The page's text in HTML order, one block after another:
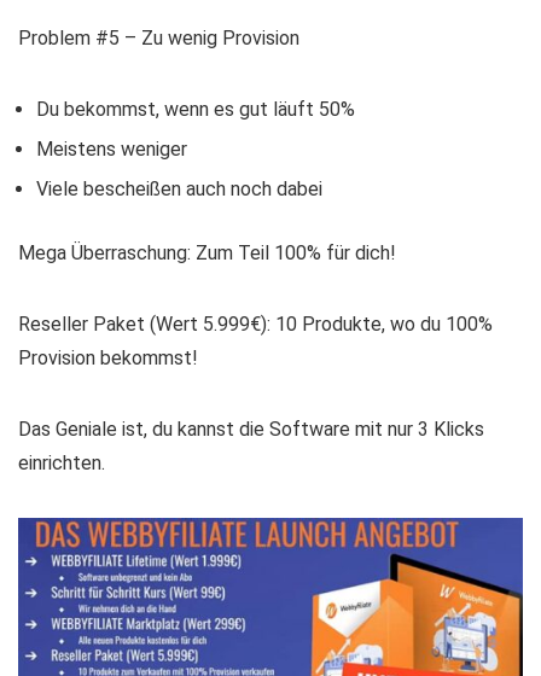
Problem #5 – Zu wenig Provision
Du bekommst, wenn es gut läuft 50%
Meistens weniger
Viele bescheißen auch noch dabei
Mega Überraschung: Zum Teil 100% für dich!
Reseller Paket (Wert 5.999€): 10 Produkte, wo du 100%
Provision bekommst!
Das Geniale ist, du kannst die Software mit nur 3 Klicks
einrichten.